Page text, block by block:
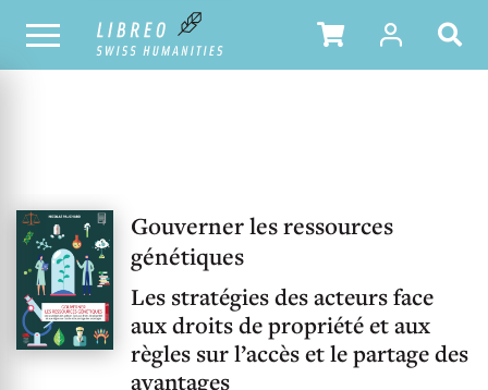
UNSER KATALOG INHALTSVERZEICHNIS
Gouverner les ressources
génétiques
Les stratégies des acteurs face
aux droits de propriété et aux
règles sur l’accès et le partage des
avantages